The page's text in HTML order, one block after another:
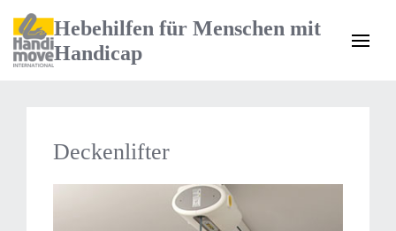
Hebehilfen für Menschen mit
Handicap
Deckenlifter